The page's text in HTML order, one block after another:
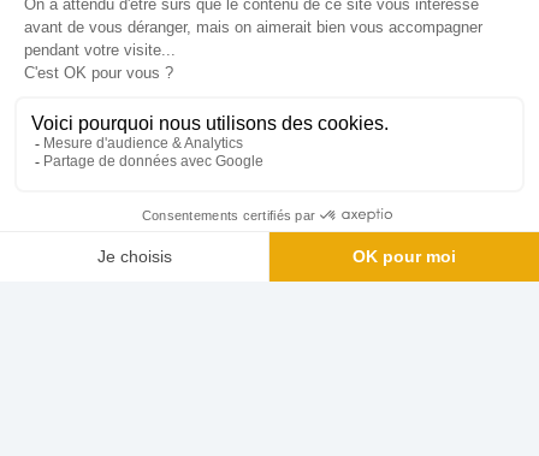
Email : contact.commercial2@adooa.fr
Téléphone :
Sudmédia Publicité